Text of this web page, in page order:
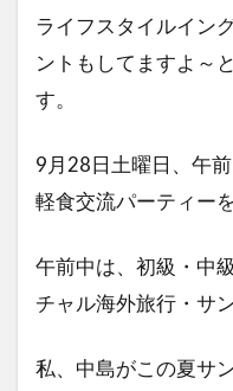
ライフスタイルイン
ントもしてますよ～
す。
9月28日土曜日、午
軽食交流パーティー
午前中は、初級・中
チャル海外旅行・サ
私、中島がこの夏サ